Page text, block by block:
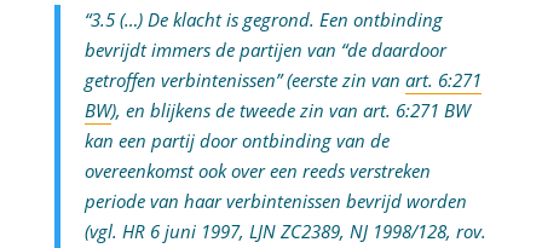
“3.5 (…) De klacht is gegrond. Een ontbinding
bevrijdt immers de partijen van “de daardoor
getroffen verbintenissen” (eerste zin van art. 6:271
BW), en blijkens de tweede zin van art. 6:271 BW
kan een partij door ontbinding van de
overeenkomst ook over een reeds verstreken
periode van haar verbintenissen bevrijd worden
(vgl. HR 6 juni 1997, LJN ZC2389, NJ 1998/128, rov.